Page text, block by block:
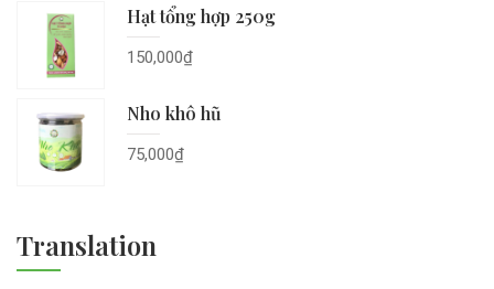
Hạt tổng hợp 250g
150,000₫
Nho khô hũ
75,000₫
Translation